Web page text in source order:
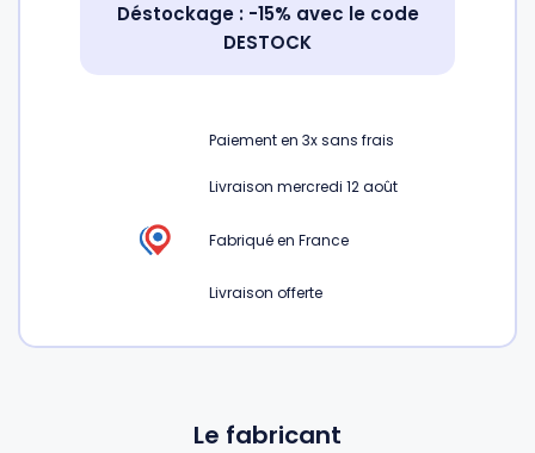
Déstockage : -15% avec le code
DESTOCK
Paiement en 3xsans frais
Livraison mercredi 12 août
Fabriqué en France
Livraison offerte
Le fabricant